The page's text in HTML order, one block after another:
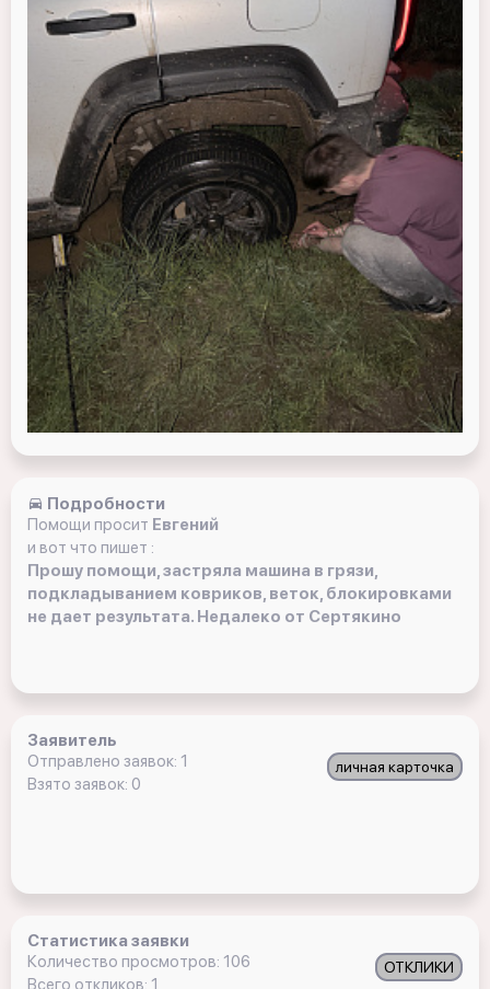
Подробности
Помощи просит Евгений
и вот что пишет :
Прошу помощи, застряла машина в грязи,
подкладыванием ковриков, веток, блокировками
не дает результата. Недалеко от Сертякино
Заявитель
личная карточка
Отправлено заявок: 1
Взято заявок: 0
Статистика заявки
ОТКЛИКИ
Количество просмотров: 106
Всего откликов: 1